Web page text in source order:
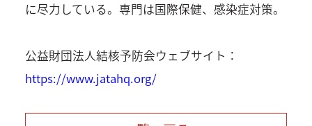
に尽力している。専門は国際保健、感染症対策。
公益財団法人結核予防会ウェブサイト：
https://www.jatahq.org/